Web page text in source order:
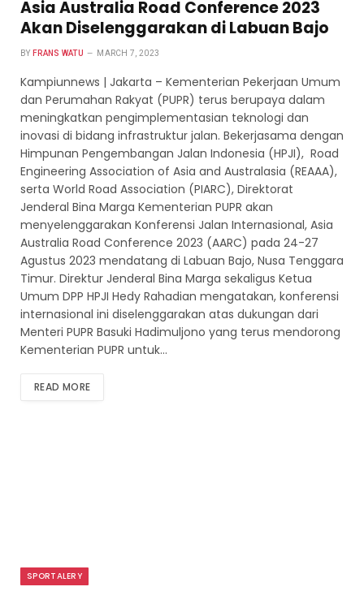
Asia Australia Road Conference 2023
Akan Diselenggarakan di Labuan Bajo
BY FRANS WATU MARCH 7, 2023
Kampiunnews | Jakarta – Kementerian Pekerjaan Umum
dan Perumahan Rakyat (PUPR) terus berupaya dalam
meningkatkan pengimplementasian teknologi dan
inovasi di bidang infrastruktur jalan. Bekerjasama dengan
Himpunan Pengembangan Jalan Indonesia (HPJI), Road
Engineering Association of Asia and Australasia (REAAA),
serta World Road Association (PIARC), Direktorat
Jenderal Bina Marga Kementerian PUPR akan
menyelenggarakan Konferensi Jalan Internasional, Asia
Australia Road Conference 2023 (AARC) pada 24-27
Agustus 2023 mendatang di Labuan Bajo, Nusa Tenggara
Timur. Direktur Jenderal Bina Marga sekaligus Ketua
Umum DPP HPJI Hedy Rahadian mengatakan, konferensi
internasional ini diselenggarakan atas dukungan dari
Menteri PUPR Basuki Hadimuljono yang terus mendorong
Kementerian PUPR untuk…
READ MORE
SPORTALERY